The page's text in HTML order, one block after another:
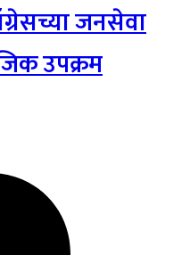
जनसेवा
उपक्रम